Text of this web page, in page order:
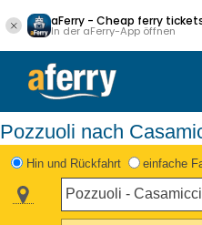
aFerry - Cheap ferry
In der aFerry-App öffnen
Pozzuoli nach
Hin und Rückfahrt einfache